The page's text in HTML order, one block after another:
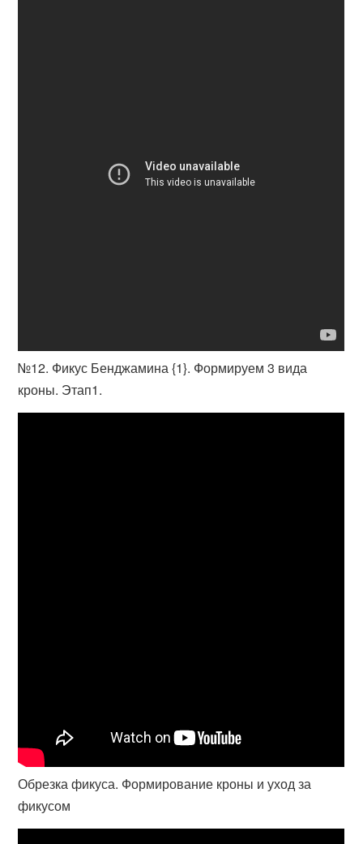
№12. Фикус Бенджамина {1}. Формируем 3 вида
кроны. Этап1.
Обрезка фикуса. Формирование кроны и уход за
фикусом